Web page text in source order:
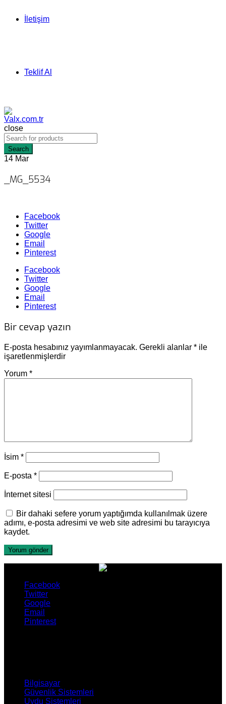
İletişim
Teklif Al
close
Search
14 Mar
_MG_5534
Facebook
Twitter
Google
Email
Pinterest
Facebook
Twitter
Google
Email
Pinterest
Bir cevap yazın
E-posta hesabınız yayımlanmayacak. Gerekli alanlar * ile
işaretlenmişlerdir
Yorum *
İsim *
E-posta *
İnternet sitesi
Bir dahaki sefere yorum yaptığımda kullanılmak üzere
adımı, e-posta adresimi ve web site adresimi bu tarayıcıya
kaydet.
Facebook
Twitter
Google
Email
Pinterest
Bilgisayar
Güvenlik Sistemleri
Uydu Sistemleri